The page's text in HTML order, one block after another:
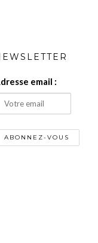
email :